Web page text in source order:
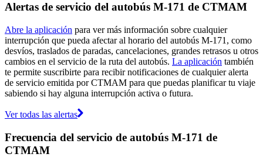
Alertas de servicio del autobús M-171 de CTMAM
Abre la aplicación para ver más información sobre cualquier
interrupción que pueda afectar al horario del autobús M-171, como
desvíos, traslados de paradas, cancelaciones, grandes retrasos u otros
cambios en el servicio de la ruta del autobús. La aplicación también
te permite suscribirte para recibir notificaciones de cualquier alerta
de servicio emitida por CTMAM para que puedas planificar tu viaje
sabiendo si hay alguna interrupción activa o futura.
Ver todas las alertas
Frecuencia del servicio de autobús M-171 de
CTMAM